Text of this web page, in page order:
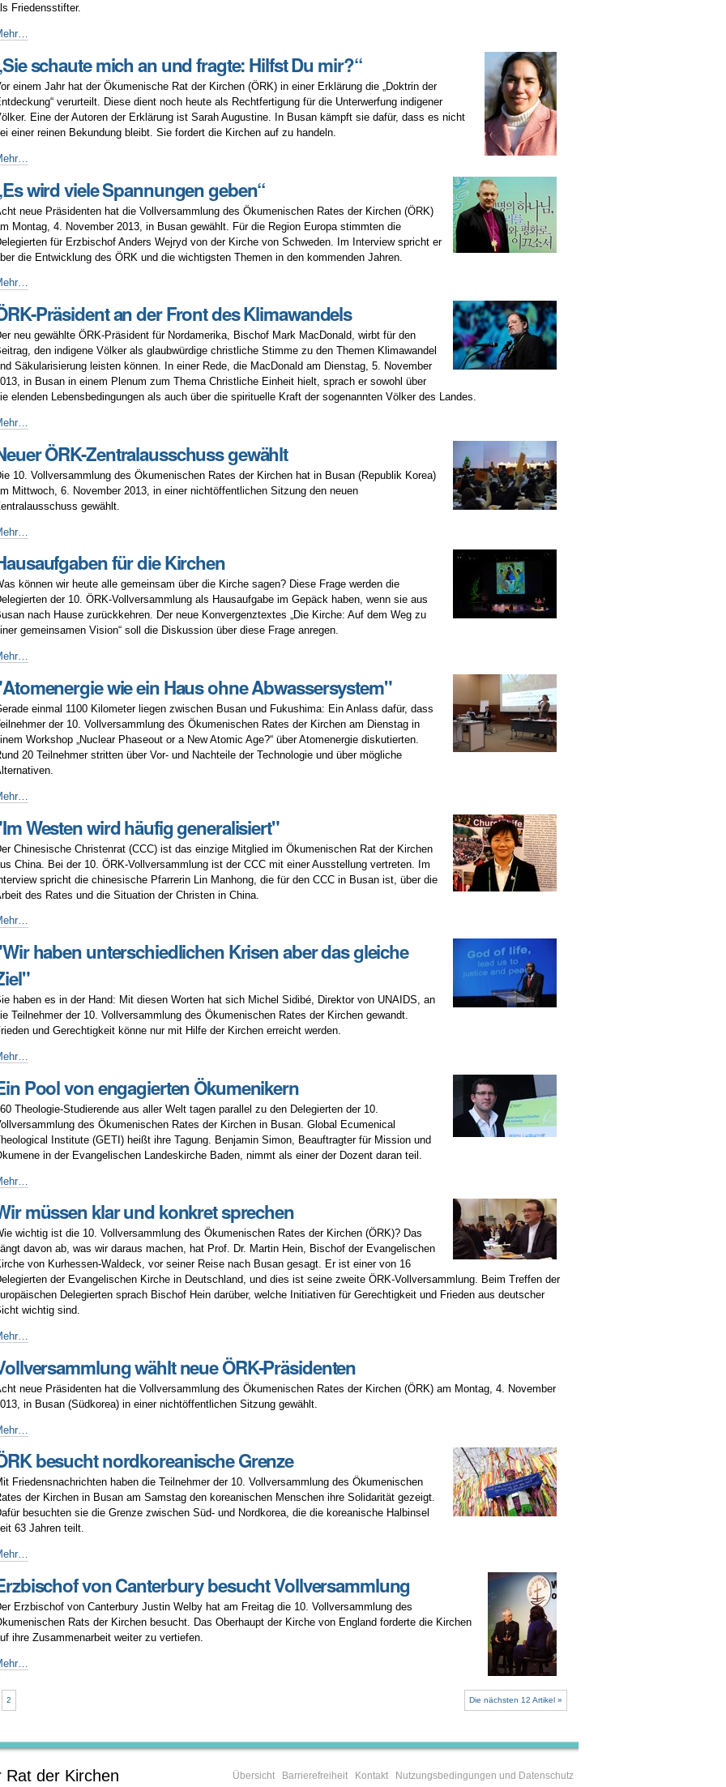
Friedensstifter.
spricht
schaute mich an und fragte: Hilfst Du mir?“
einem Jahr hat der Ökumenische Rat der Kirchen (ÖRK) in einer Erklärung die „Doktrin der
verurteilt. Diese dient noch heute als Rechtfertigung für die Unterwerfung indigener
Eine der Autoren der Erklärung ist Sarah Augustine. In Busan kämpft sie dafür, dass es nicht
einer reinen Bekundung bleibt. Sie fordert die Kirchen auf zu handeln.
mich
wird viele Spannungen geben“
neue Präsidenten hat die Vollversammlung des Ökumenischen Rates der Kirchen (ÖRK)
Montag, 4. November 2013, in Busan gewählt. Für die Region Europa stimmten die
für Erzbischof Anders Wejryd von der Kirche von Schweden. Im Interview spricht er
die Entwicklung des ÖRK und die wichtigsten Themen in den kommenden Jahren.
Präsident an der Front des Klimawandels
neu gewählte ÖRK-Präsident für Nordamerika, Bischof Mark MacDonald, wirbt für den
den indigene Völker als glaubwürdige christliche Stimme zu den Themen Klimawandel
Säkularisierung leisten können. In einer Rede, die MacDonald am Dienstag, 5. November
in Busan in einem Plenum zum Thema Christliche Einheit hielt, sprach er sowohl über
elenden Lebensbedingungen als auch über die spirituelle Kraft der sogenannten Völker des Landes.
ÖRK-Zentralausschuss gewählt
10. Vollversammlung des Ökumenischen Rates der Kirchen hat in Busan (Republik Korea)
Mittwoch, 6. November 2013, in einer nichtöffentlichen Sitzung den neuen
gewählt.
für die Kirchen
können wir heute alle gemeinsam über die Kirche sagen? Diese Frage werden die
der 10. ÖRK-Vollversammlung als Hausaufgabe im Gepäck haben, wenn sie aus
nach Hause zurückkehren. Der neue Konvergenztextes „Die Kirche: Auf dem Weg zu
gemeinsamen Vision“ soll die Diskussion über diese Frage anregen.
wie ein Haus ohne Abwassersystem"
einmal 1100 Kilometer liegen zwischen Busan und Fukushima: Ein Anlass dafür, dass
der 10. Vollversammlung des Ökumenischen Rates der Kirchen am Dienstag in
Workshop „Nuclear Phaseout or a New Atomic Age?“ über Atomenergie diskutierten.
20 Teilnehmer stritten über Vor- und Nachteile der Technologie und über mögliche
Westen wird häufig generalisiert"
Chinesische Christenrat (CCC) ist das einzige Mitglied im Ökumenischen Rat der Kirchen
China. Bei der 10. ÖRK-Vollversammlung ist der CCC mit einer Ausstellung vertreten. Im
spricht die chinesische Pfarrerin Lin Manhong, die für den CCC in Busan ist, über die
des Rates und die Situation der Christen in China.
haben unterschiedlichen Krisen aber das gleiche
haben es in der Hand: Mit diesen Worten hat sich Michel Sidibé, Direktor von UNAIDS, an
Teilnehmer der 10. Vollversammlung des Ökumenischen Rates der Kirchen gewandt.
und Gerechtigkeit könne nur mit Hilfe der Kirchen erreicht werden.
Pool von engagierten Ökumenikern
Theologie-Studierende aus aller Welt tagen parallel zu den Delegierten der 10.
des Ökumenischen Rates der Kirchen in Busan. Global Ecumenical
Institute (GETI) heißt ihre Tagung. Benjamin Simon, Beauftragter für Mission und
in der Evangelischen Landeskirche Baden, nimmt als einer der Dozent daran teil.
müssen klar und konkret sprechen
wichtig ist die 10. Vollversammlung des Ökumenischen Rates der Kirchen (ÖRK)? Das
davon ab, was wir daraus machen, hat Prof. Dr. Martin Hein, Bischof der Evangelischen
von Kurhessen-Waldeck, vor seiner Reise nach Busan gesagt. Er ist einer von 16
der Evangelischen Kirche in Deutschland, und dies ist seine zweite ÖRK-Vollversammlung. Beim Treffen der
Delegierten sprach Bischof Hein darüber, welche Initiativen für Gerechtigkeit und Frieden aus deutscher
wichtig sind.
sprechen
wählt neue ÖRK-Präsidenten
neue Präsidenten hat die Vollversammlung des Ökumenischen Rates der Kirchen (ÖRK) am Montag, 4. November
in Busan (Südkorea) in einer nichtöffentlichen Sitzung gewählt.
besucht nordkoreanische Grenze
Friedensnachrichten haben die Teilnehmer der 10. Vollversammlung des Ökumenischen
der Kirchen in Busan am Samstag den koreanischen Menschen ihre Solidarität gezeigt.
besuchten sie die Grenze zwischen Süd- und Nordkorea, die die koreanische Halbinsel
63 Jahren teilt.
von Canterbury besucht Vollversammlung
Erzbischof von Canterbury Justin Welby hat am Freitag die 10. Vollversammlung des
Rats der Kirchen besucht. Das Oberhaupt der Kirche von England forderte die Kirchen
ihre Zusammenarbeit weiter zu vertiefen.
Canterbury
besucht
Die nächsten 12 Artikel »
2
Rat der Kirchen Übersicht Barrierefreiheit Kontakt Nutzungsbedingungen und Datenschutz